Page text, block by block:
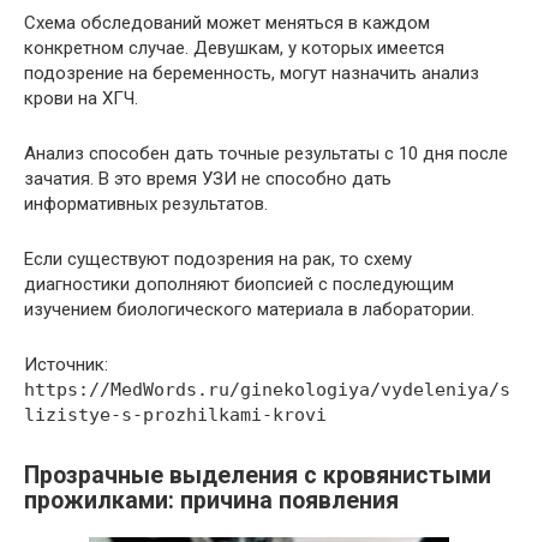
Схема обследований может меняться в каждом
конкретном случае. Девушкам, у которых имеется
подозрение на беременность, могут назначить анализ
крови на ХГЧ.
Анализ способен дать точные результаты с 10 дня после
зачатия. В это время УЗИ не способно дать
информативных результатов.
Если существуют подозрения на рак, то схему
диагностики дополняют биопсией с последующим
изучением биологического материала в лаборатории.
Источник:
https://MedWords.ru/ginekologiya/vydeleniya/s
lizistye-s-prozhilkami-krovi
Прозрачные выделения с кровянистыми
прожилками: причина появления